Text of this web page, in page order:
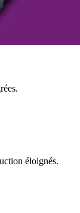
éloignés.